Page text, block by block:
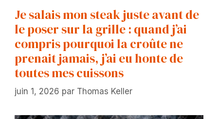
Je salais mon steak juste avant de
le poser sur la grille : quand j’ai
compris pourquoi la croûte ne
prenait jamais, j’ai eu honte de
toutes mes cuissons
juin 1, 2026 par Thomas Keller